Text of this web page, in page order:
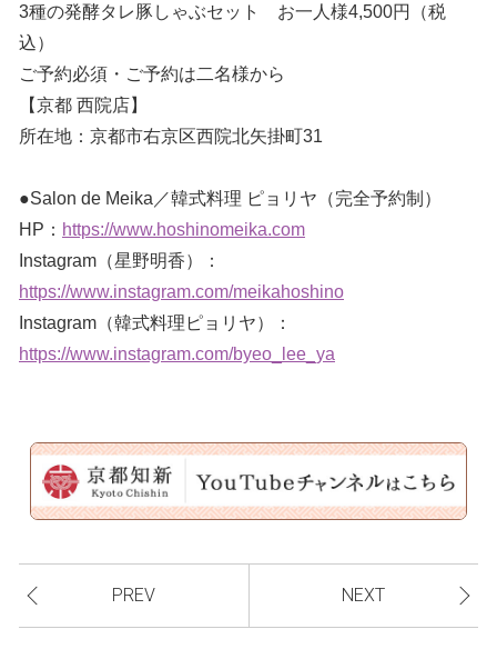
3種の発酵タレ豚しゃぶセット お一人様4,500円（税
込）
ご予約必須・ご予約は二名様から
【京都 西院店】
所在地：京都市右京区西院北矢掛町31
●Salon de Meika／韓式料理 ピョリヤ（完全予約制）
HP： https://www.hoshinomeika.com
Instagram（星野明香）：
https://www.instagram.com/meikahoshino
Instagram（韓式料理ピョリヤ）：
https://www.instagram.com/byeo_lee_ya
PREV NEXT